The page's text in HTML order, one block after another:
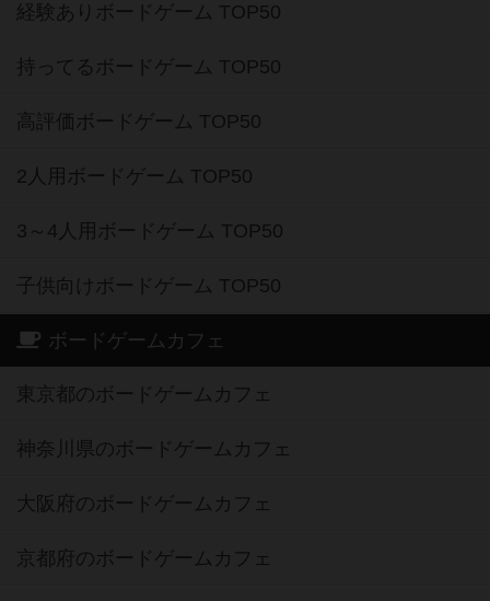
経験ありボードゲーム TOP50
持ってるボードゲーム TOP50
高評価ボードゲーム TOP50
2人用ボードゲーム TOP50
3～4人用ボードゲーム TOP50
子供向けボードゲーム TOP50
ボードゲームカフェ
東京都のボードゲームカフェ
神奈川県のボードゲームカフェ
大阪府のボードゲームカフェ
京都府のボードゲームカフェ